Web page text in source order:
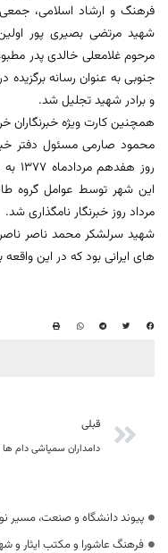
فرهنگ و ارشاد اسلامی،
شهید مرتضی بصیری پور
مرحوم غلامعلی خالدی پدر
جنوبی به عنوان رسانه
و برادر شهید تجلیل شد.
همچنین کارت ویژه خبرنگاران
محمود صارمی مسئول دفتر
مرداد روز خبرنگار نامگذاری شد.
شهید سرلشکر محمد ناصر
های ایرانی بود که در این
قبلی
پیوند دانشگاه و صنعت، مسیر
فرهنگ عاشورا و مکتب ایثار و